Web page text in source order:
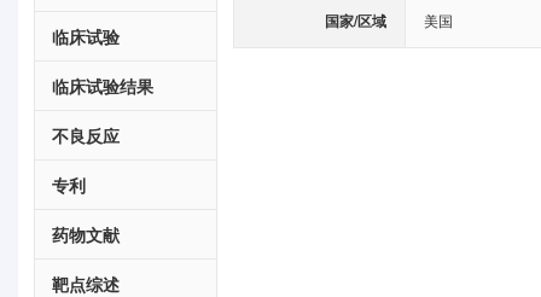
临床试验
临床试验结果
不良反应
专利
药物文献
靶点综述
国家/区域 美国